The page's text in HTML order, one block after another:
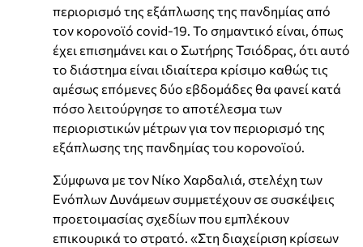
περιορισμό της εξάπλωσης της πανδημίας από
τον κορονοϊό covid-19. To σημαντικό είναι, όπως
έχει επισημάνει και ο Σωτήρης Τσιόδρας, ότι αυτό
το διάστημα είναι ιδιαίτερα κρίσιμο καθώς τις
αμέσως επόμενες δύο εβδομάδες θα φανεί κατά
πόσο λειτούργησε το αποτέλεσμα των
περιοριστικών μέτρων για τον περιορισμό της
εξάπλωσης της πανδημίας του κορονοϊού.
Σύμφωνα με τον Νίκο Χαρδαλιά, στελέχη των
Ενόπλων Δυνάμεων συμμετέχουν σε συσκέψεις
προετοιμασίας σχεδίων που εμπλέκουν
επικουρικά το στρατό. «Στη διαχείριση κρίσεων